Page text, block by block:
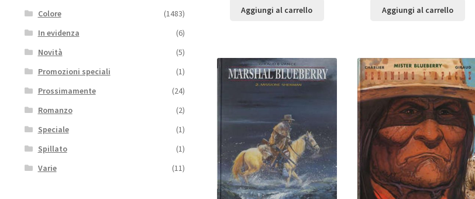
Aggiungi al carrello Aggiungi al carrello
Colore
(1483)
In evidenza
(6)
Novità
(5)
Promozioni speciali
(1)
Prossimamente
(24)
Romanzo
(2)
Speciale
(1)
Spillato
(1)
Varie
(11)